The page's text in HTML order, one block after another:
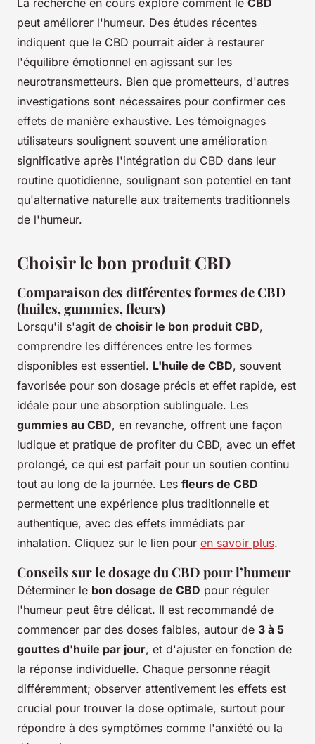
La recherche en cours explore comment le CBD
peut améliorer l'humeur. Des études récentes
indiquent que le CBD pourrait aider à restaurer
l'équilibre émotionnel en agissant sur les
neurotransmetteurs. Bien que prometteurs, d'autres
investigations sont nécessaires pour confirmer ces
effets de manière exhaustive. Les témoignages
utilisateurs soulignent souvent une amélioration
significative après l'intégration du CBD dans leur
routine quotidienne, soulignant son potentiel en tant
qu'alternative naturelle aux traitements traditionnels
de l'humeur.
Choisir le bon produit CBD
Comparaison des différentes formes de CBD
(huiles, gummies, fleurs)
Lorsqu'il s'agit de choisir le bon produit CBD,
comprendre les différences entre les formes
disponibles est essentiel. L'huile de CBD, souvent
favorisée pour son dosage précis et effet rapide, est
idéale pour une absorption sublinguale. Les
gummies au CBD, en revanche, offrent une façon
ludique et pratique de profiter du CBD, avec un effet
prolongé, ce qui est parfait pour un soutien continu
tout au long de la journée. Les fleurs de CBD
permettent une expérience plus traditionnelle et
authentique, avec des effets immédiats par
inhalation. Cliquez sur le lien pour en savoir plus.
Conseils sur le dosage du CBD pour l’humeur
Déterminer le bon dosage de CBD pour réguler
l'humeur peut être délicat. Il est recommandé de
commencer par des doses faibles, autour de 3 à 5
gouttes d'huile par jour, et d'ajuster en fonction de
la réponse individuelle. Chaque personne réagit
différemment; observer attentivement les effets est
crucial pour trouver la dose optimale, surtout pour
répondre à des symptômes comme l'anxiété ou la